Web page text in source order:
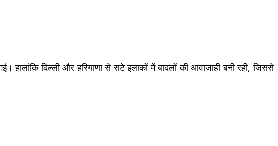
दिल्ली और हरियाणा से सटे इलाकों में बादलों की आवाजाही बनी रही, जिससे